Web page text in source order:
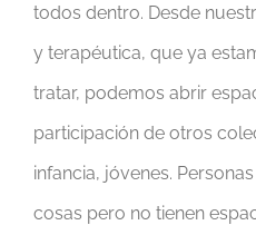
todos dentro. Desde
y terapéutica, que ya
tratar, podemos abrir
participación de otros
infancia, jóvenes.
cosas pero no tienen